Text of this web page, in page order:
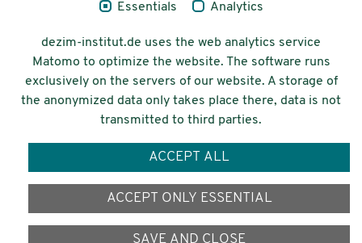
© 2026 Deutsches Zentrum für
Integrations-
und Migrationsforschung DeZIM e.V.
Essentials Analytics
dezim-institut.de uses the web analytics service
Matomo to optimize the website. The software runs
exclusively on the servers of our website. A storage of
the anonymized data only takes place there, data is not
transmitted to third parties.
ACCEPT ALL
ACCEPT ONLY ESSENTIAL
SAVE AND CLOSE